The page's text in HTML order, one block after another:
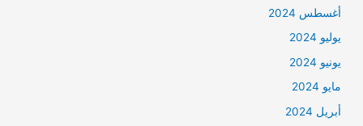
أغسطس 2024
يوليو 2024
يونيو 2024
مايو 2024
أبريل 2024